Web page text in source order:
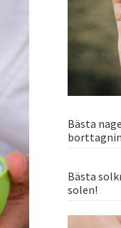
Bästa
Bästa
solen!